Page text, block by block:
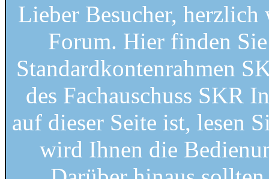
Lieber Besucher,
Forum. Hier finden
Standardkontenrahmen
des Fachauschuss SKR
auf dieser Seite ist, lesen
wird Ihnen die